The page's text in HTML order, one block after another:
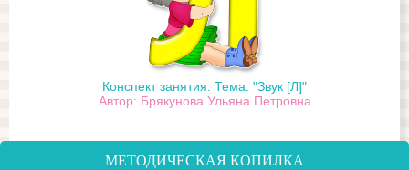
Конспект занятия. Тема: "Звук [Л]"
Автор: Брякунова Ульяна Петровна
МЕТОДИЧЕСКАЯ КОПИЛКА